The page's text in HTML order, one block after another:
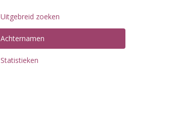
Uitgebreid zoeken
Achternamen
Statistieken